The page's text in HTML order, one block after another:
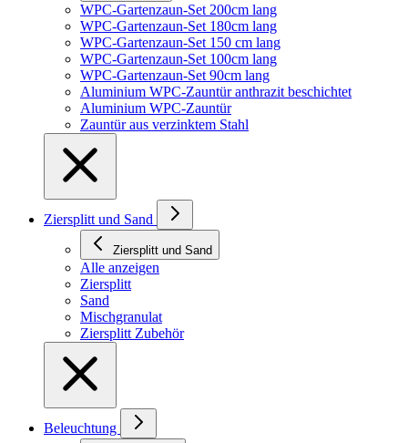
WPC-Gartenzaun-Set 200cm lang
WPC-Gartenzaun-Set 180cm lang
WPC-Gartenzaun-Set 150 cm lang
WPC-Gartenzaun-Set 100cm lang
WPC-Gartenzaun-Set 90cm lang
Aluminium WPC-Zauntür anthrazit beschichtet
Aluminium WPC-Zauntür
Zauntür aus verzinktem Stahl
Ziersplitt und Sand
Ziersplitt und Sand
Alle anzeigen
Ziersplitt
Sand
Mischgranulat
Ziersplitt Zubehör
Beleuchtung